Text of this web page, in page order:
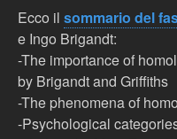
Ecco il sommario del
e Ingo Brigandt:
-The importance of
by Brigandt and Griffiths
-The phenomena of
-Psychological